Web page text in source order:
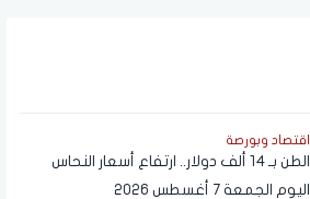
اقتصاد وبورصة
الطن بـ 14 ألف دولار.. ارتفاع أسعار النحاس
اليوم الجمعة 7 أغسطس 2026